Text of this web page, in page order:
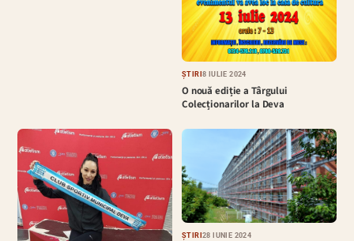
ȘTIRI8 IULIE 2024
O nouă ediție a Târgului
Colecționarilor la Deva
ȘTIRI28 IUNIE 2024